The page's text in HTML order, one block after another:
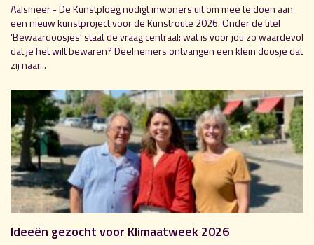
Aalsmeer - De Kunstploeg nodigt inwoners uit om mee te doen aan
een nieuw kunstproject voor de Kunstroute 2026. Onder de titel
‘Bewaardoosjes' staat de vraag centraal: wat is voor jou zo waardevol
dat je het wilt bewaren? Deelnemers ontvangen een klein doosje dat
zij naar...
Ideeën gezocht voor Klimaatweek 2026